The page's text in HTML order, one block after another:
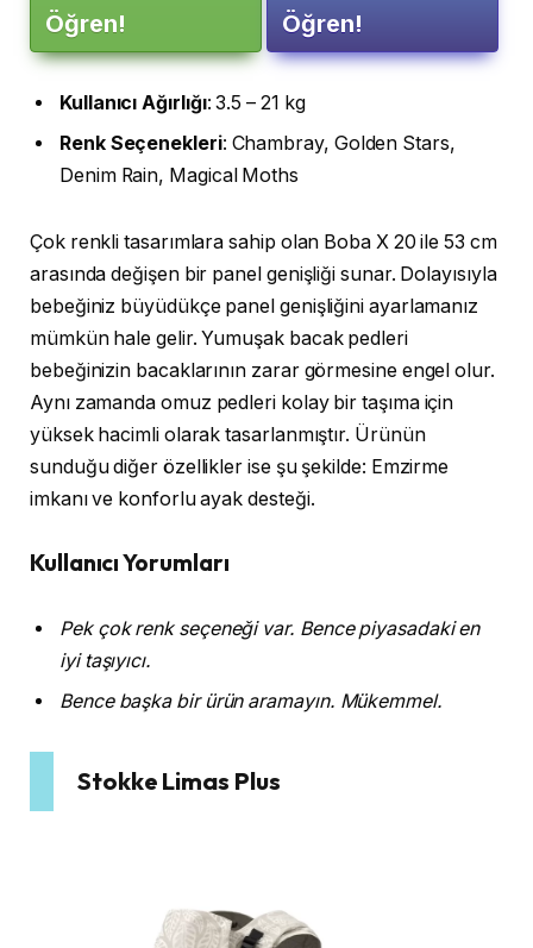
Öğren!
Öğren!
Kullanıcı Ağırlığı: 3.5 – 21 kg
Renk Seçenekleri: Chambray, Golden Stars,
Denim Rain, Magical Moths
Çok renkli tasarımlara sahip olan Boba X 20 ile 53 cm
arasında değişen bir panel genişliği sunar. Dolayısıyla
bebeğiniz büyüdükçe panel genişliğini ayarlamanız
mümkün hale gelir. Yumuşak bacak pedleri
bebeğinizin bacaklarının zarar görmesine engel olur.
Aynı zamanda omuz pedleri kolay bir taşıma için
yüksek hacimli olarak tasarlanmıştır. Ürünün
sunduğu diğer özellikler ise şu şekilde: Emzirme
imkanı ve konforlu ayak desteği.
Kullanıcı Yorumları
Pek çok renk seçeneği var. Bence piyasadaki en
iyi taşıyıcı.
Bence başka bir ürün aramayın. Mükemmel.
Stokke Limas Plus